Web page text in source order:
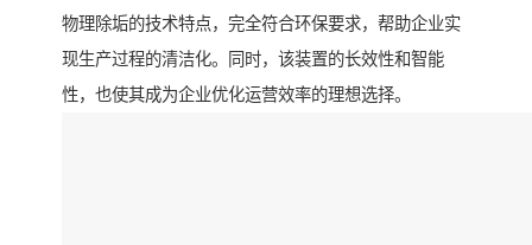
物理除垢的技术特点，完全符合环保要求，帮助企业实
现生产过程的清洁化。同时，该装置的长效性和智能
性，也使其成为企业优化运营效率的理想选择。